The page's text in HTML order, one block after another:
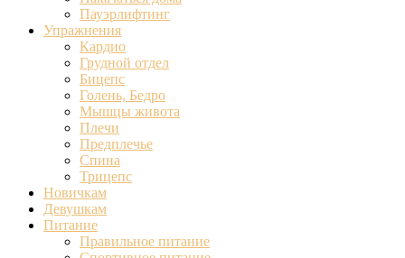
Пауэрлифтинг
Упражнения
Кардио
Грудной отдел
Бицепс
Голень, Бедро
Мышцы живота
Плечи
Предплечье
Спина
Трицепс
Новичкам
Девушкам
Питание
Правильное питание